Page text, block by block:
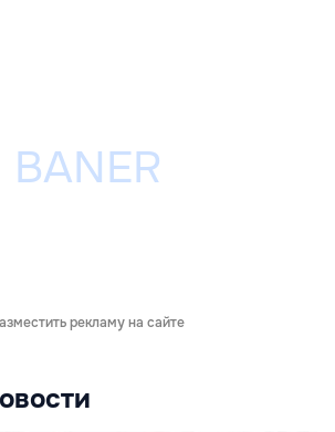
рекламу на сайте